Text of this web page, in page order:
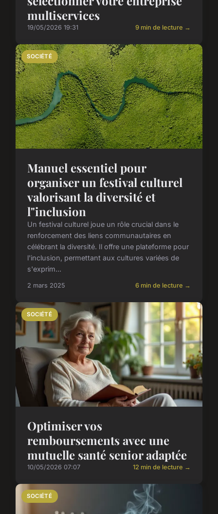
multiservices
19/05/2026 19:31 9 min de lecture →
SOCIÉTÉ
Manuel essentiel pour
organiser un festival culturel
valorisant la diversité et
l"inclusion
Un festival culturel joue un rôle crucial dans le
renforcement des liens communautaires en
célébrant la diversité. Il offre une plateforme pour
l'inclusion, permettant aux cultures variées de
s'exprim...
2 mars 2025 6 min de lecture →
SOCIÉTÉ
Optimiser vos
remboursements avec une
mutuelle santé senior adaptée
10/05/2026 07:07 12 min de lecture →
SOCIÉTÉ